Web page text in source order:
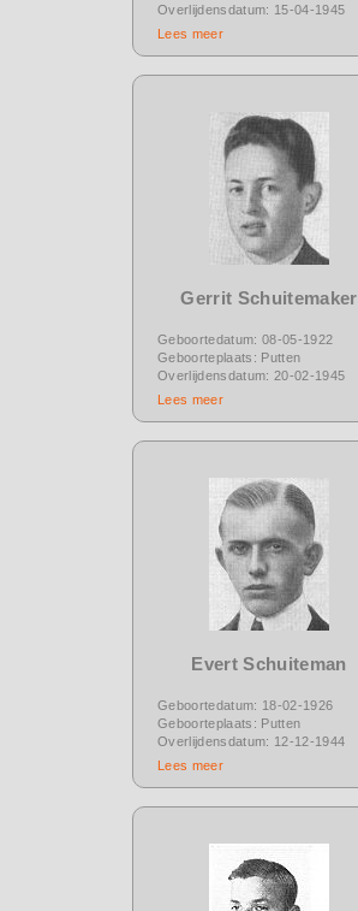
Overlijdensdatum: 15-04-1945
Lees meer
Gerrit Schuitemaker
Geboortedatum: 08-05-1922
Geboorteplaats: Putten
Overlijdensdatum: 20-02-1945
Lees meer
Evert Schuiteman
Geboortedatum: 18-02-1926
Geboorteplaats: Putten
Overlijdensdatum: 12-12-1944
Lees meer